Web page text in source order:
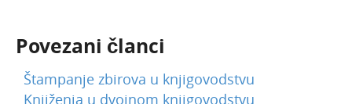
Povezani članci
Štampanje zbirova u knjigovodstvu
Knjiženja u dvojnom knjigovodstvu